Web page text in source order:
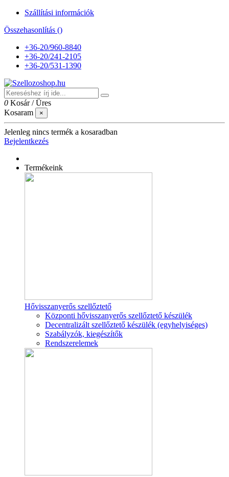
Szállítási információk
Összehasonlítás ()
+36-20/960-8840
+36-20/241-2105
+36-20/531-1390
0 Kosár /Üres
Kosaram
×
Jelenleg nincs termék a kosaradban
Bejelentkezés
Termékeink
Hővisszanyerős szellőztető
Központi hővisszanyerős szellőztető készülék
Decentralizált szellőztető készülék (egyhelyiséges)
Szabályzók, kiegészítők
Rendszerelemek